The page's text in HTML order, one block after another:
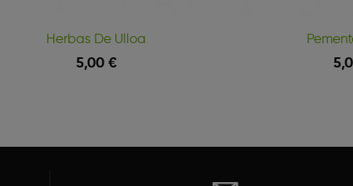
Herbas De Ulloa
5,00 €